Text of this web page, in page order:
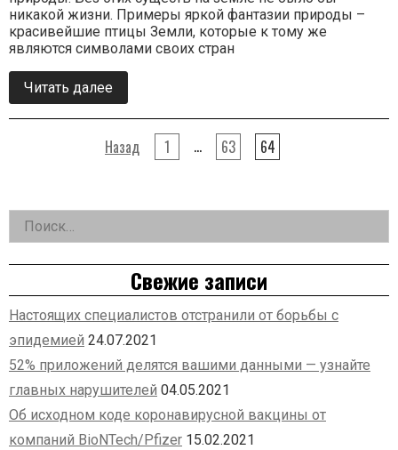
никакой жизни. Примеры яркой фантазии природы –
красивейшие птицы Земли, которые к тому же
являются символами своих стран
Читать далее
нас
Птицы
символы
стран
записей
Назад 1 … 63 64
Дополнительная
Найти:
Свежие записи
Настоящих специалистов отстранили от борьбы с
эпидемией 24.07.2021
52% приложений делятся вашими данными — узнайте
главных нарушителей 04.05.2021
Об исходном коде коронавирусной вакцины от
компаний BioNTech/Pfizer 15.02.2021